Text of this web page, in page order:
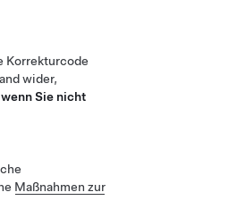
Korrekturcode
wider,
Sie nicht
Maßnahmen zur